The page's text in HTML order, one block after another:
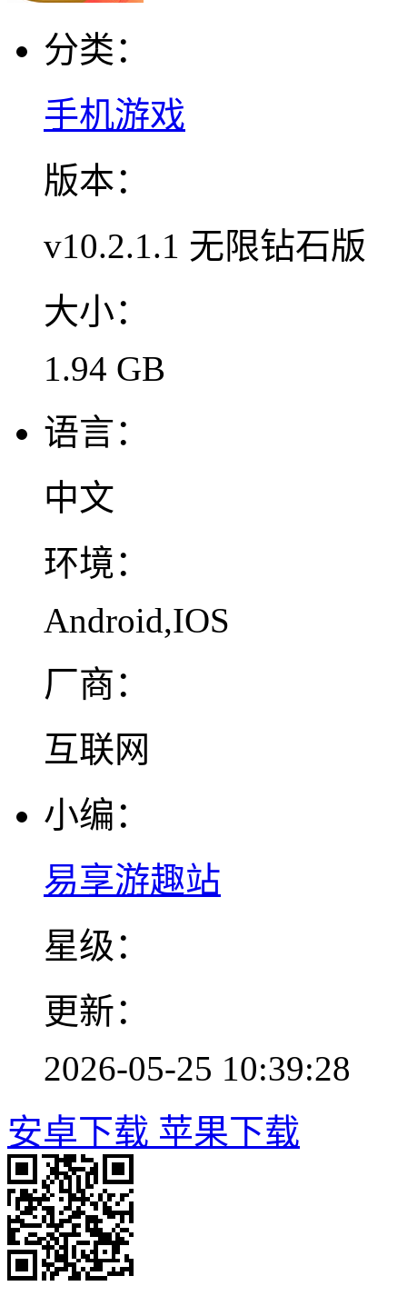
分类：
手机游戏
版本：
v10.2.1.1 无限钻石版
大小：
1.94 GB
语言：
中文
环境：
Android,IOS
厂商：
互联网
小编：
易享游趣站
星级：
更新：
2026-05-25 10:39:28
安卓下载 苹果下载